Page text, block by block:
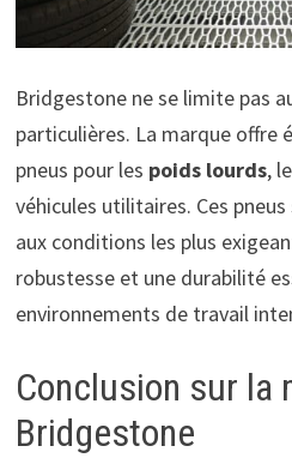
Bridgestone ne se limite pas
particulières. La marque offre
pneus pour les poids lourds, le
véhicules utilitaires. Ces
aux conditions les plus
robustesse et une durabilité
environnements de travail
Conclusion sur la
Bridgestone